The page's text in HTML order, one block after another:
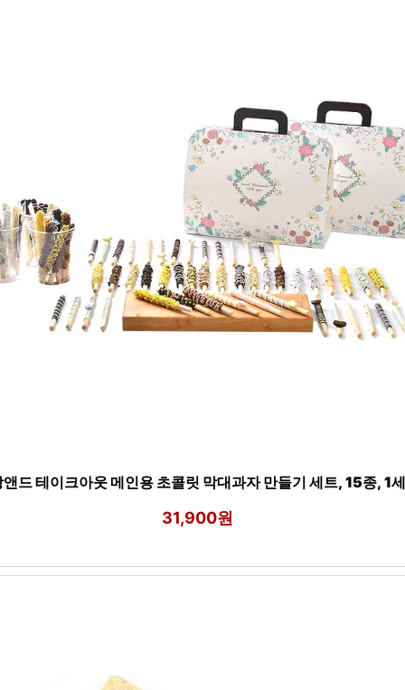
드 테이크아웃 메인용 초콜릿 막대과자 만들기 세트, 15종, 1
31,900원